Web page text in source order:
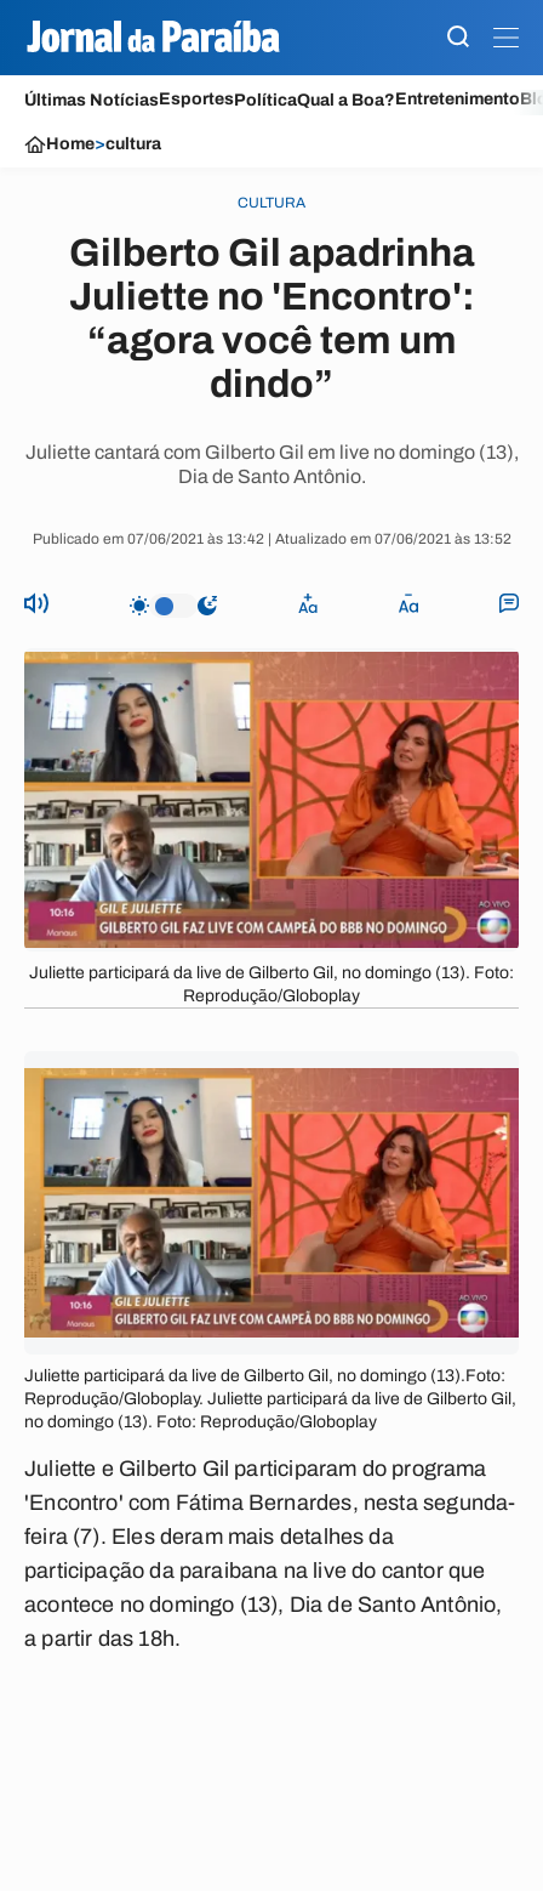
Últimas NotíciasEsportesPolíticaQual a Boa?Entretenimento
Home>cultura
CULTURA
Gilberto Gil apadrinha
Juliette no 'Encontro':
“agora você tem um
dindo”
Juliette cantará com Gilberto Gil em live no domingo (13),
Dia de Santo Antônio.
Publicado em 07/06/2021 às 13:42 | Atualizado em 07/06/2021 às 13:52
Juliette participará da live de Gilberto Gil, no domingo (13). Foto:
Reprodução/Globoplay
Juliette participará da live de Gilberto Gil, no domingo (13).Foto:
Reprodução/Globoplay. Juliette participará da live de Gilberto Gil,
no domingo (13). Foto: Reprodução/Globoplay
Juliette e Gilberto Gil participaram do programa
'Encontro' com Fátima Bernardes, nesta segunda-
feira (7). Eles deram mais detalhes da
participação da paraibana na live do cantor que
acontece no domingo (13), Dia de Santo Antônio,
a partir das 18h.